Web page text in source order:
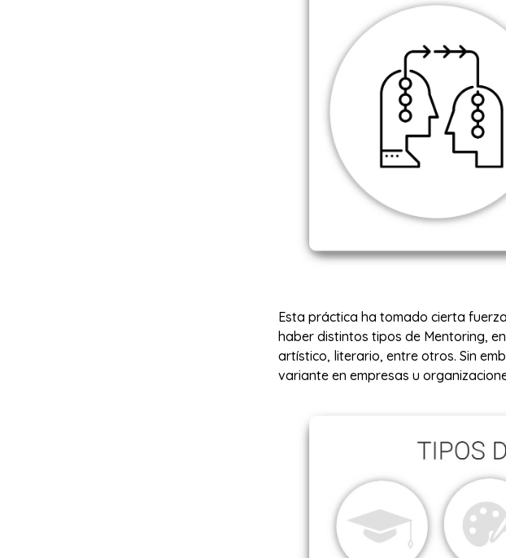
Esta práctica ha tomado cierta
haber distintos tipos de Mentoring,
artístico, literario, entre otros. Sin
variante en empresas u